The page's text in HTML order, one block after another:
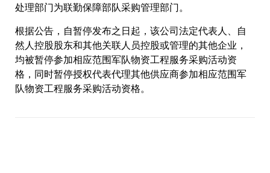
处理部门为联勤保障部队采购管理部门。
根据公告，自暂停发布之日起，该公司法定代表人、自
然人控股股东和其他关联人员控股或管理的其他企业，
均被暂停参加相应范围军队物资工程服务采购活动资
格，同时暂停授权代表代理其他供应商参加相应范围军
队物资工程服务采购活动资格。